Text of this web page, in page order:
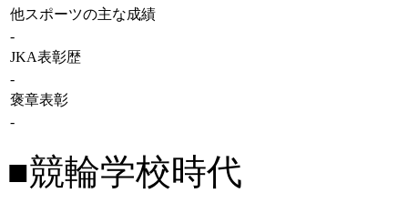
他スポーツの主な成績
-
JKA表彰歴
-
褒章表彰
-
■競輪学校時代